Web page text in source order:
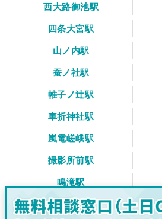
西大路御池駅
四条大宮駅
山ノ内駅
蚕ノ社駅
帷子ノ辻駅
車折神社駅
嵐電嵯峨駅
撮影所前駅
鳴滝駅
御室仁和寺駅